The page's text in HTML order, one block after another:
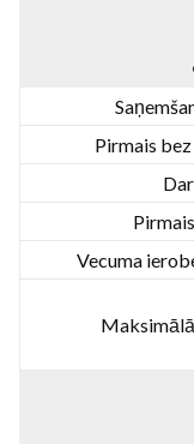
Pirmais
Vecuma